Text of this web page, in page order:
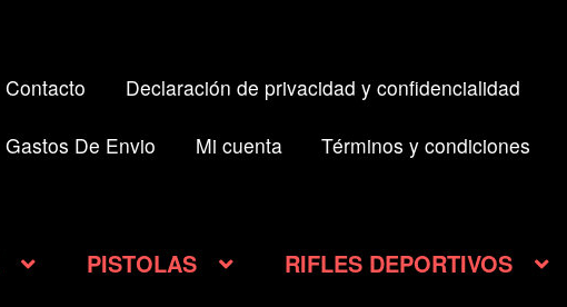
Contacto Declaración de privacidad y confidencialidad
Gastos De Envio Mi cuenta Términos y condiciones
PISTOLAS RIFLES DEPORTIVOS